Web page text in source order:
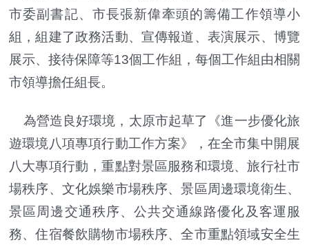
市委副書記、市長張新偉牽頭的籌備工作領導小
組，組建了政務活動、宣傳報道、表演展示、博覽
展示、接待保障等13個工作組，每個工作組由相關
市領導擔任組長。
為營造良好環境，太原市起草了《進一步優化旅
遊環境八項專項行動工作方案》，在全市集中開展
八大專項行動，重點對景區服務和環境、旅行社市
場秩序、文化娛樂市場秩序、景區周邊環境衛生、
景區周邊交通秩序、公共交通線路優化及客運服
務、住宿餐飲購物市場秩序、全市重點領域安全生